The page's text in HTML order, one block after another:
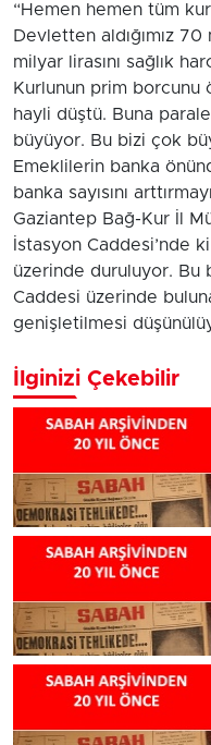
“Hemen hemen tüm
Devletten aldığımız
milyar lirasını sağlık
Kurlunun prim borcunu
hayli düştü. Buna
büyüyor. Bu bizi çok
Emeklilerin banka
banka sayısını
Gaziantep Bağ-Kur İl
İstasyon Caddesi’nde
üzerinde duruluyor. Bu
Caddesi üzerinde
genişletilmesi
İlginizi Çekebilir